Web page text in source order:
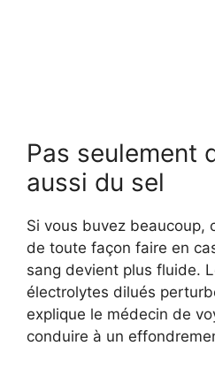
Pas seulement
aussi du sel
Si vous buvez beaucoup,
de toute façon faire en
sang devient plus fluide.
électrolytes dilués
explique le médecin de
conduire à un